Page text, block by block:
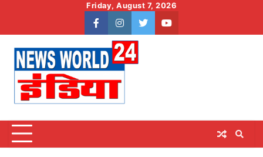
content
Friday, August 7, 2026
facebookinstagram
twitteryoutube